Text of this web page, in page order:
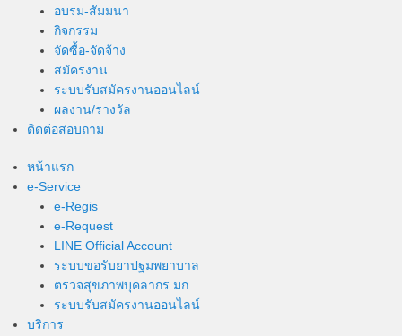
อบรม-สัมมนา
กิจกรรม
จัดซื้อ-จัดจ้าง
สมัครงาน
ระบบรับสมัครงานออนไลน์
ผลงาน/รางวัล
ติดต่อสอบถาม
หน้าแรก
e-Service
e-Regis
e-Request
LINE Official Account
ระบบขอรับยาปฐมพยาบาล
ตรวจสุขภาพบุคลากร มก.
ระบบรับสมัครงานออนไลน์
บริการ